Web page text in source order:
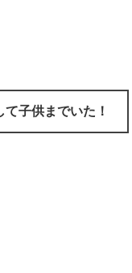
子供までいた！